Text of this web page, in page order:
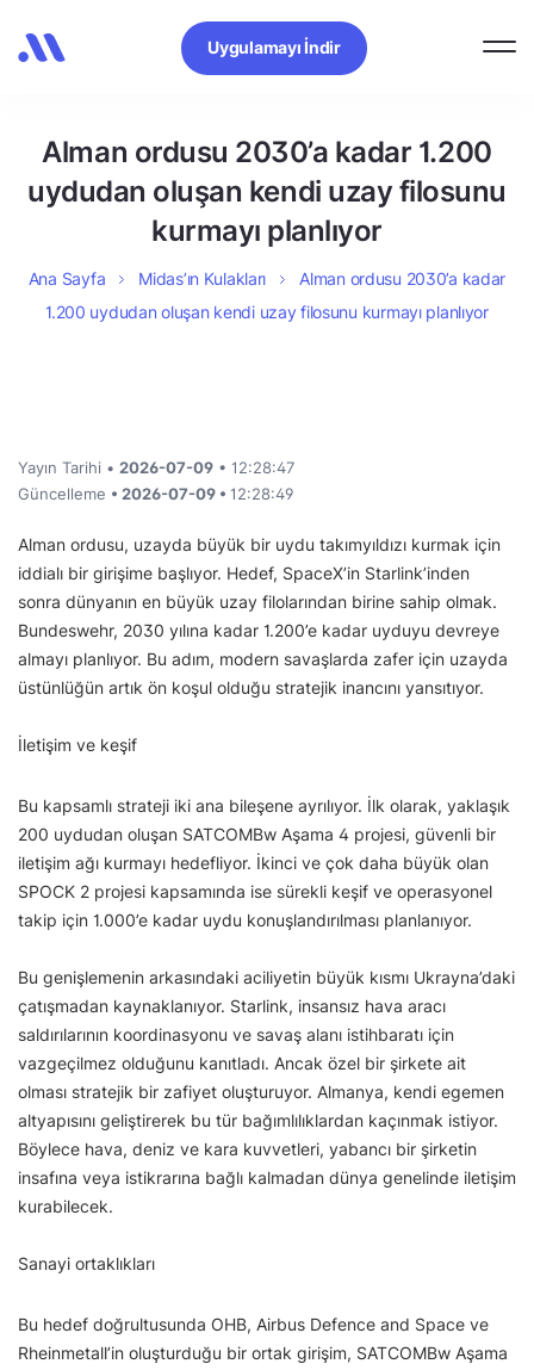
Uygulamayı İndir
Alman ordusu 2030’a kadar 1.200
uydudan oluşan kendi uzay filosunu
kurmayı planlıyor
Ana Sayfa Midas’ın Kulakları
Alman ordusu 2030’a kadar
1.200 uydudan oluşan kendi uzay filosunu kurmayı planlıyor
Yayın Tarihi • 2026-07-09 • 12:28:47
Güncelleme • 2026-07-09 • 12:28:49
Alman ordusu, uzayda büyük bir uydu takımyıldızı kurmak için
iddialı bir girişime başlıyor. Hedef, SpaceX’in Starlink’inden
sonra dünyanın en büyük uzay filolarından birine sahip olmak.
Bundeswehr, 2030 yılına kadar 1.200’e kadar uyduyu devreye
almayı planlıyor. Bu adım, modern savaşlarda zafer için uzayda
üstünlüğün artık ön koşul olduğu stratejik inancını yansıtıyor.
İletişim ve keşif
Bu kapsamlı strateji iki ana bileşene ayrılıyor. İlk olarak, yaklaşık
200 uydudan oluşan SATCOMBw Aşama 4 projesi, güvenli bir
iletişim ağı kurmayı hedefliyor. İkinci ve çok daha büyük olan
SPOCK 2 projesi kapsamında ise sürekli keşif ve operasyonel
takip için 1.000’e kadar uydu konuşlandırılması planlanıyor.
Bu genişlemenin arkasındaki aciliyetin büyük kısmı Ukrayna’daki
çatışmadan kaynaklanıyor. Starlink, insansız hava aracı
saldırılarının koordinasyonu ve savaş alanı istihbaratı için
vazgeçilmez olduğunu kanıtladı. Ancak özel bir şirkete ait
olması stratejik bir zafiyet oluşturuyor. Almanya, kendi egemen
altyapısını geliştirerek bu tür bağımlılıklardan kaçınmak istiyor.
Böylece hava, deniz ve kara kuvvetleri, yabancı bir şirketin
insafına veya istikrarına bağlı kalmadan dünya genelinde iletişim
kurabilecek.
Sanayi ortaklıkları
Bu hedef doğrultusunda OHB, Airbus Defence and Space ve
Rheinmetall’in oluşturduğu bir ortak girişim, SATCOMBw Aşama